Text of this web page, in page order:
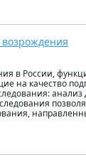
в России,
на качество